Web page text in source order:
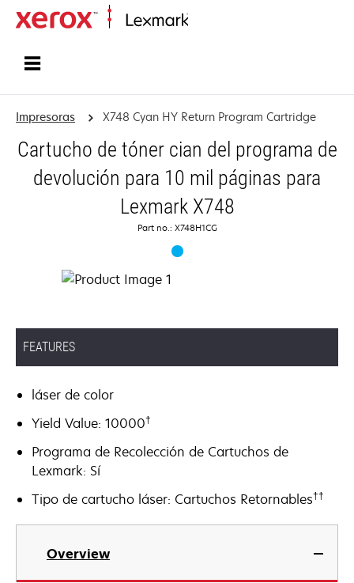
Impresoras X748 Cyan HY Return Program Cartridge
Cartucho de tóner cian del programa de
devolución para 10 mil páginas para
Lexmark X748
Part no.: X748H1CG
FEATURES
láser de color
Yield Value: 10000†
Programa de Recolección de Cartuchos de
Lexmark: Sí
Tipo de cartucho láser: Cartuchos Retornables††
Overview